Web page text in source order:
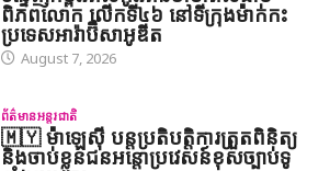
ពិភពលោក លើកទី៤៦ នៅទីក្រុងម៉ាក់កះ
ប្រទេសអារ៉ាប៊ីសាអូឌីត
August 7, 2026
ព័ត៌មានអន្តរជាតិ
🇲🇾 ម៉ាឡេស៊ី បន្តប្រតិបត្តិការត្រួតពិនិត្យ
និងចាប់ខ្លួនជនអន្តោប្រវេសន៍ខុសច្បាប់ទូ